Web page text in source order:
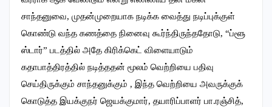
சாந்தனுவை, முதன்முறையாக நடிக்க வைத்து நடிப்புக்குள்
கொண்டு வந்த கணத்தை நினைவு கூர்ந்திருந்ததோடு, “ப்ளூ
ஸ்டார்” படத்தில் அதே கிரிக்கெட் விளையாடும்
கதாபாத்திரத்தில் நடித்ததன் மூலம் வெற்றியை பதிவு
செய்திருக்கும் சாந்தனுக்கும் , இந்த வெற்றியை அவருக்குக்
கொடுத்த இயக்குநர் ஜெயக்குமார், தயாரிப்பாளர் பா.ரஞ்சித்,